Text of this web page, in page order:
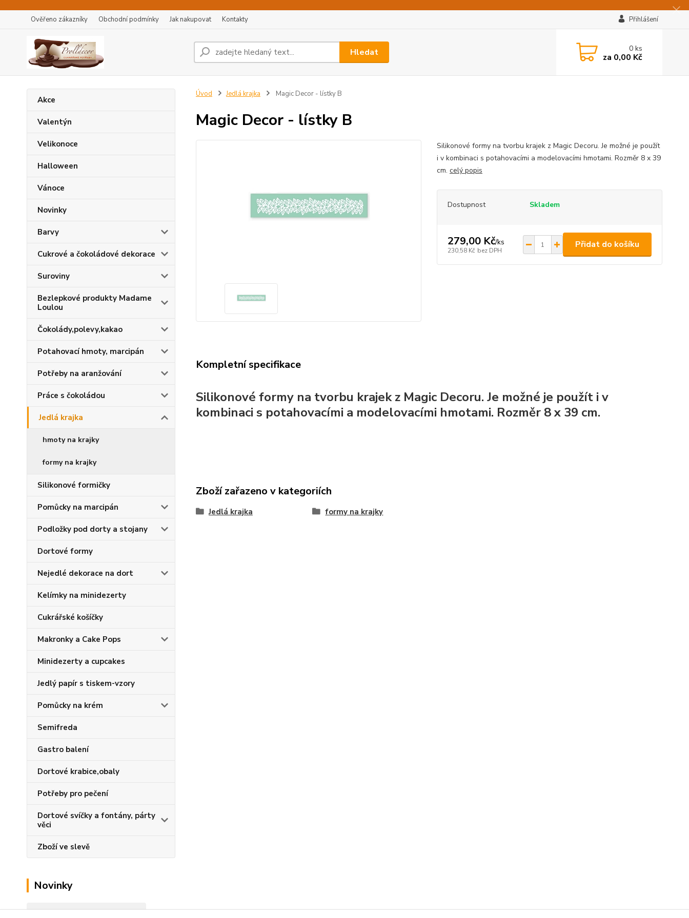
Ověřeno zákazníky Obchodní podmínky Jak nakupovat Kontakty Přihlášení
Hledat 0ks
za 0,00 Kč
Akce
Valentýn
Velikonoce
Halloween
Vánoce
Novinky
Barvy
Cukrové a čokoládové dekorace
Suroviny
Bezlepkové produkty Madame
Loulou
Čokolády,polevy,kakao
Potahovací hmoty, marcipán
Potřeby na aranžování
Práce s čokoládou
Jedlá krajka
hmoty na krajky
formy na krajky
Silikonové formičky
Pomůcky na marcipán
Podložky pod dorty a stojany
Dortové formy
Nejedlé dekorace na dort
Kelímky na minidezerty
Cukrářské košíčky
Makronky a Cake Pops
Minidezerty a cupcakes
Jedlý papír s tiskem-vzory
Pomůcky na krém
Semifreda
Gastro balení
Dortové krabice,obaly
Potřeby pro pečení
Dortové svíčky a fontány, párty
věci
Zboží ve slevě
Novinky
Zobrazit všechny novinky
Úvod Jedlá krajka Magic Decor - lístky B
Magic Decor - lístky B
Silikonové formy na tvorbu krajek z Magic Decoru. Je možné je použít
i v kombinaci s potahovacími a modelovacími hmotami. Rozměr 8 x 39
cm. celý popis
Dostupnost Skladem
279,00 Kč/ks
230,58 Kč bez DPH
Přidat do košíku
Kompletní specifikace
Silikonové formy na tvorbu krajek z Magic Decoru. Je možné je použít i v
kombinaci s potahovacími a modelovacími hmotami. Rozměr 8 x 39 cm.
Zboží zařazeno v kategoriích
Jedlá krajka formy na krajky